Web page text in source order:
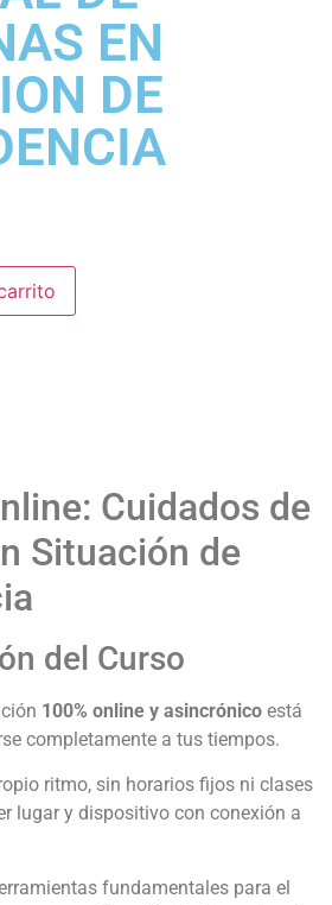
EN
DE
Cuidados de
Situación de
del Curso
100% online y asincrónico está
completamente a tus tiempos.
ritmo, sin horarios fijos ni clases
lugar y dispositivo con conexión a
fundamentales para el